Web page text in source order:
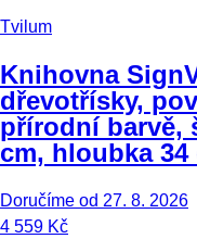
Tvilum
Knihovna Sign
dřevotřísky,
přírodní barvě,
cm, hloubka 34
Doručíme od 27. 8. 2026
4 559 Kč